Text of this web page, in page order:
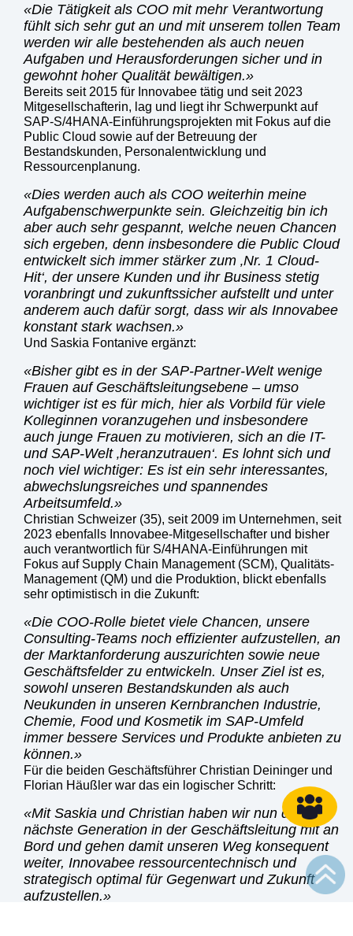
Die Tätigkeit als COO mit mehr Verantwortung
fühlt sich sehr gut an und mit unserem tollen Team
werden wir alle bestehenden als auch neuen
Aufgaben und Herausforderungen sicher und in
gewohnt hoher Qualität bewältigen.
Bereits seit 2015 für Innovabee tätig und seit 2023
Mitgesellschafterin, lag und liegt ihr Schwerpunkt auf
SAP-S/4HANA-Einführungsprojekten mit Fokus auf die
Public Cloud sowie auf der Betreuung der
Bestandskunden, Personalentwicklung und
Ressourcenplanung.
Dies werden auch als COO weiterhin meine
Aufgabenschwerpunkte sein. Gleichzeitig bin ich
aber auch sehr gespannt, welche neuen Chancen
sich ergeben, denn insbesondere die Public Cloud
entwickelt sich immer stärker zum ‚Nr. 1 Cloud-
Hit‘, der unsere Kunden und ihr Business stetig
voranbringt und zukunftssicher aufstellt und unter
anderem auch dafür sorgt, dass wir als Innovabee
konstant stark wachsen.
Und Saskia Fontanive ergänzt:
Bisher gibt es in der SAP-Partner-Welt wenige
Frauen auf Geschäftsleitungsebene – umso
wichtiger ist es für mich, hier als Vorbild für viele
Kolleginnen voranzugehen und insbesondere
auch junge Frauen zu motivieren, sich an die IT-
und SAP-Welt ‚heranzutrauen‘. Es lohnt sich und
noch viel wichtiger: Es ist ein sehr interessantes,
abwechslungsreiches und spannendes
Arbeitsumfeld.
Christian Schweizer (35), seit 2009 im Unternehmen, seit
2023 ebenfalls Innovabee-Mitgesellschafter und bisher
auch verantwortlich für S/4HANA-Einführungen mit
Fokus auf Supply Chain Management (SCM), Qualitäts-
Management (QM) und die Produktion, blickt ebenfalls
sehr optimistisch in die Zukunft:
Die COO-Rolle bietet viele Chancen, unsere
Consulting-Teams noch effizienter aufzustellen, an
der Marktanforderung auszurichten sowie neue
Geschäftsfelder zu entwickeln. Unser Ziel ist es,
sowohl unseren Bestandskunden als auch
Neukunden in unseren Kernbranchen Industrie,
Chemie, Food und Kosmetik im SAP-Umfeld
immer bessere Services und Produkte anbieten zu
können.
Für die beiden Geschäftsführer Christian Deininger und
Florian Häußler war das ein logischer Schritt:
Mit Saskia und Christian haben wir nun die
nächste Generation in der Geschäftsleitung mit an
Bord und gehen damit unseren Weg konsequent
weiter, Innovabee ressourcentechnisch und
strategisch optimal für Gegenwart und Zukunft
aufzustellen.